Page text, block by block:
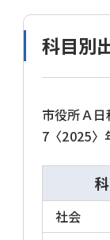
市役
市役所試験
も実施され
県や政令
はありま
また、大
別をしな
科目別
市役所Ａ
7〈2025〉
社会